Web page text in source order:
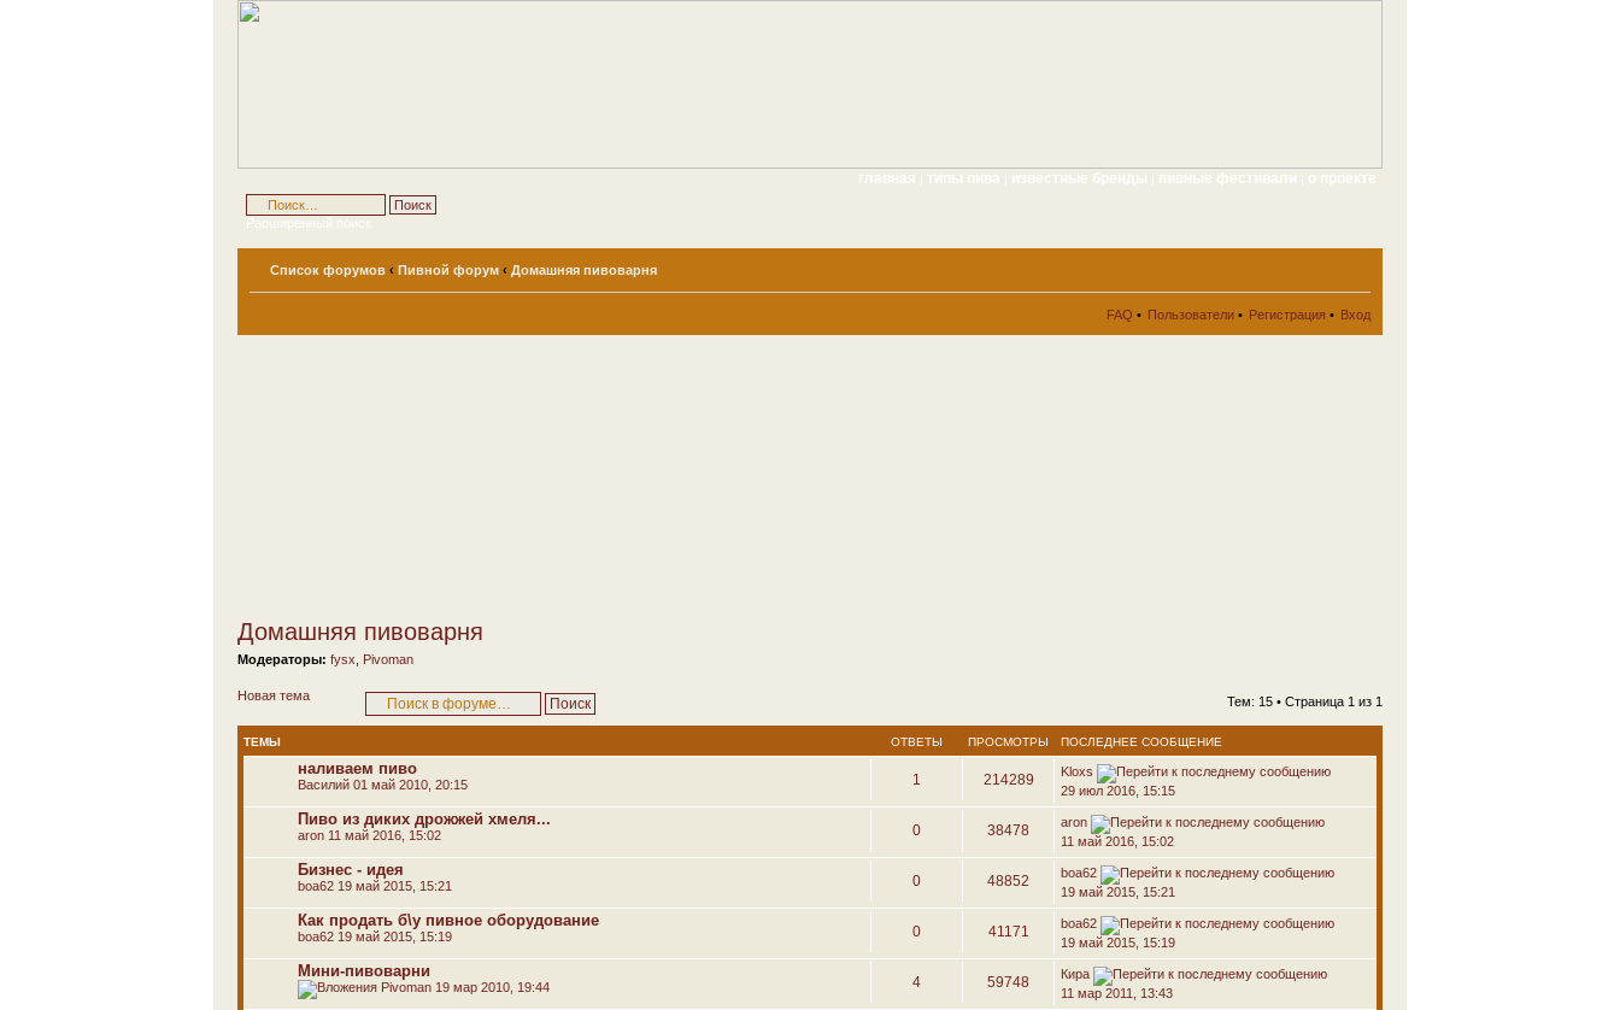
Расширенный поиск
главная типы пива известные бренды пивные фестивали о проекте
Список форумов ‹ Пивной форум ‹ Домашняя пивоварня
FAQ • Пользователи • Регистрация • Вход
Домашняя пивоварня
Модераторы: fysx Pivoman
Новая тема Тем: 15 • Страница 1 из 1
ТЕМЫ ОТВЕТЫ ПРОСМОТРЫ ПОСЛЕДНЕЕ СООБЩЕНИЕ
наливаем пиво
Василий 01 май 2010, 20:15 1 214289
Kloxs
29 июл 2016, 15:15
Пиво из диких дрожжей хмеля...
aron 11 май 2016, 15:02 0 38478
aron
11 май 2016, 15:02
Бизнес - идея
boa62 19 май 2015, 15:21 0 48852
boa62
19 май 2015, 15:21
Как продать б\у пивное оборудование
boa62 19 май 2015, 15:19 0 41171
boa62
19 май 2015, 15:19
Мини-пивоварни
Pivoman 19 мар 2010, 19:44 4 59748
Кира
11 мар 2011, 13:43